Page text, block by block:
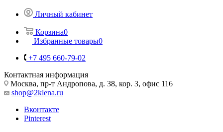
Личный кабинет
Корзина0
Избранные товары0
+7 495 660-79-02
Контактная информация
Москва, пр-т Андропова, д. 38, кор. 3, офис 116
shop@2klena.ru
Вконтакте
Pinterest